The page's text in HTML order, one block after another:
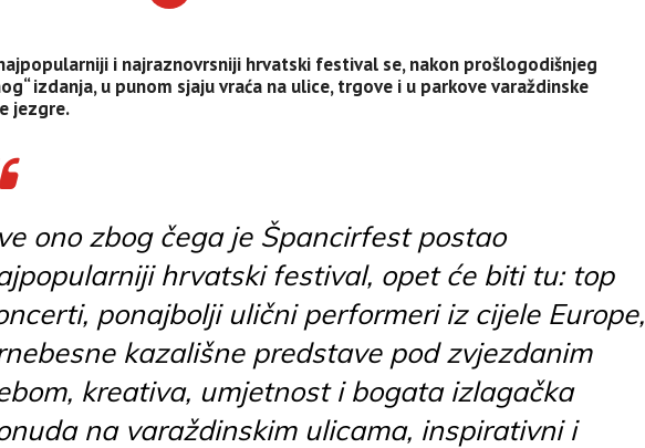
i najraznovrsniji hrvatski festival se, nakon prošlogodišnjeg
izdanja, u punom sjaju vraća na ulice, trgove i u parkove varaždinske
jezgre.
ono zbog čega je Špancirfest postao
hrvatski festival, opet će biti tu: top
ponajbolji ulični performeri iz cijele Europe,
kazališne predstave pod zvjezdanim
kreativa, umjetnost i bogata izlagačka
na varaždinskim ulicama, inspirativni i